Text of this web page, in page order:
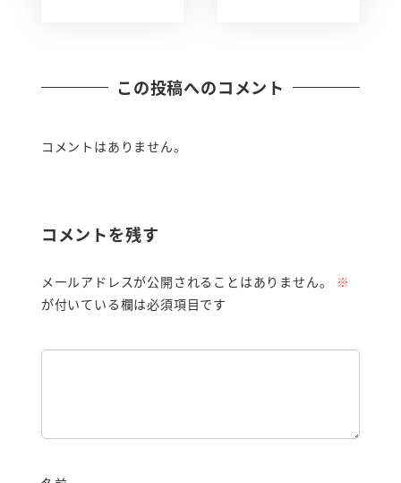
この投稿へのコメント
コメントはありません。
コメントを残す
メールアドレスが公開されることはありません。
※
が付いている欄は必須項目です